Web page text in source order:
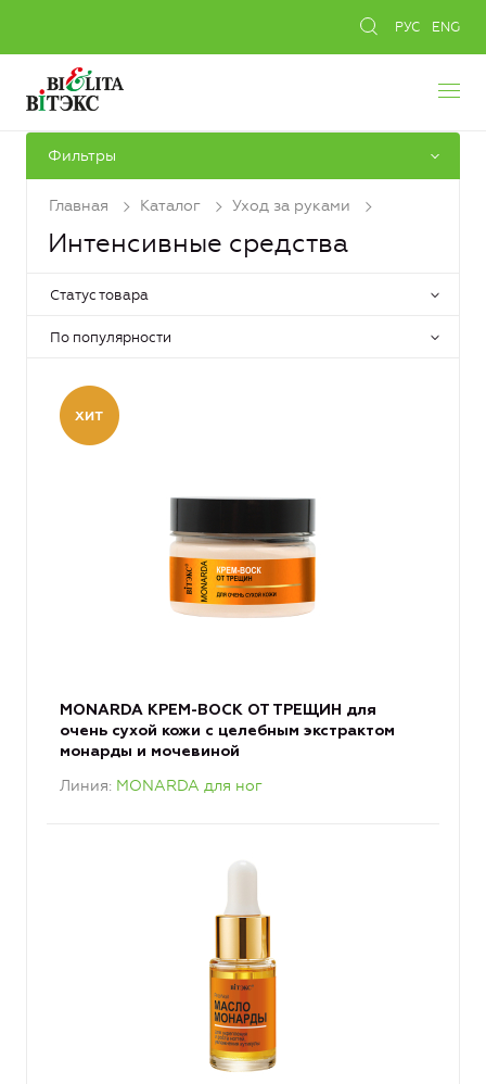
РУС ENG
Фильтры
Главная Каталог Уход за руками
Интенсивные средства
Статус товара
По популярности
MONARDA КРЕМ-ВОСК ОТ ТРЕЩИН для
очень сухой кожи с целебным экстрактом
монарды и мочевиной
Линия MONARDA для ног